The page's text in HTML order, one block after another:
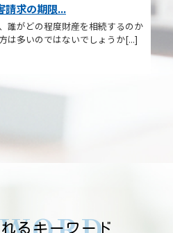
請求の期限...
誰がどの程度財産を相続するのか
は多いのではないでしょうか[...]
るキーワード